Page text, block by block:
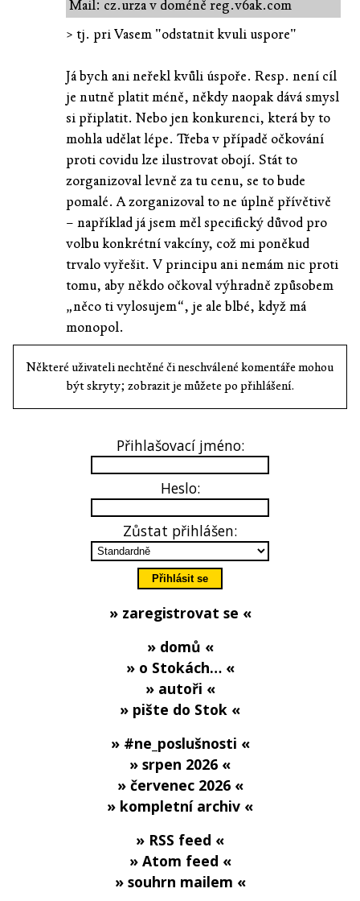
Mail: cz.urza v doméně reg.v6ak.com
> tj. pri Vasem "odstatnit kvuli uspore"
Já bych ani neřekl kvůli úspoře. Resp. není cíl
je nutně platit méně, někdy naopak dává smysl
si připlatit. Nebo jen konkurenci, která by to
mohla udělat lépe. Třeba v případě očkování
proti covidu lze ilustrovat obojí. Stát to
zorganizoval levně za tu cenu, se to bude
pomalé. A zorganizoval to ne úplně přívětivě
– například já jsem měl specifický důvod pro
volbu konkrétní vakcíny, což mi poněkud
trvalo vyřešit. V principu ani nemám nic proti
tomu, aby někdo očkoval výhradně způsobem
„něco ti vylosujem“, je ale blbé, když má
monopol.
Některé uživateli nechtěné či neschválené komentáře mohou
být skryty; zobrazit je můžete po přihlášení.
Přihlašovací jméno:
Heslo:
Zůstat přihlášen:
» zaregistrovat se «
» domů «
» o Stokách… «
» autoři «
» pište do Stok «
» #ne_poslušnosti «
» srpen 2026 «
» červenec 2026 «
» kompletní archiv «
» RSS feed «
» Atom feed «
» souhrn mailem «